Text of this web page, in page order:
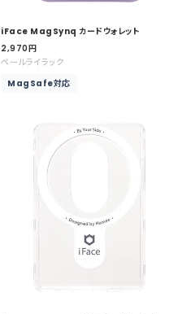
iFace MagSynq カードウォレット
セ
ー
価
2,970円
ペールライラック
MagSafe対応